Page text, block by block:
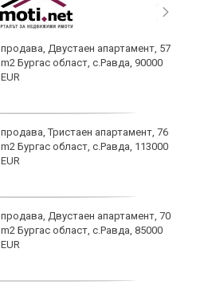
продава, Двустаен апартамент, 57
m2 Бургас област, с.Равда, 90000
EUR
продава, Тристаен апартамент, 76
m2 Бургас област, с.Равда, 113000
EUR
продава, Двустаен апартамент, 70
m2 Бургас област, с.Равда, 85000
EUR